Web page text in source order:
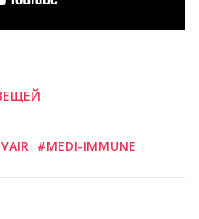
#MEDI-IMMUNE